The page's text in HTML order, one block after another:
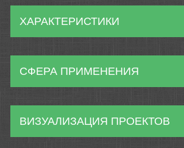
ХАРАКТЕРИСТИКИ
СФЕРА ПРИМЕНЕНИЯ
ВИЗУАЛИЗАЦИЯ ПРОЕКТОВ